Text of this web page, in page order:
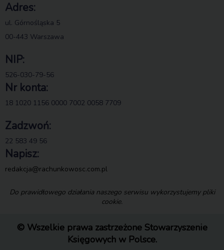
Adres:
ul. Górnośląska 5
00-443 Warszawa
NIP:
526-030-79-56
Nr konta:
18 1020 1156 0000 7002 0058 7709
Zadzwoń:
22 583 49 56
Napisz:
redakcja@rachunkowosc.com.pl
Do prawidłowego działania naszego serwisu wykorzystujemy pliki
cookie.
© Wszelkie prawa zastrzeżone Stowarzyszenie
Księgowych w Polsce.